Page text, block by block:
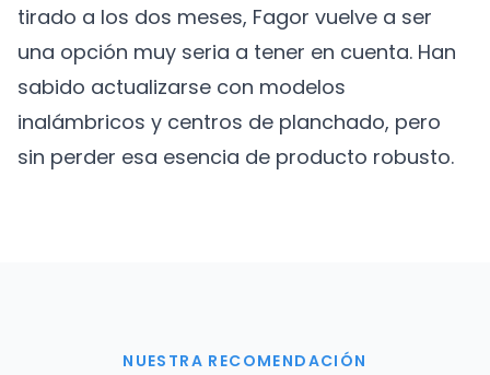
tirado a los dos meses, Fagor vuelve a ser
una opción muy seria a tener en cuenta. Han
sabido actualizarse con modelos
inalámbricos y centros de planchado, pero
sin perder esa esencia de producto robusto.
NUESTRA RECOMENDACIÓN